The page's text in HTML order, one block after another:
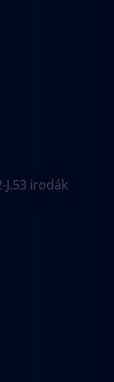
J.53 irodák